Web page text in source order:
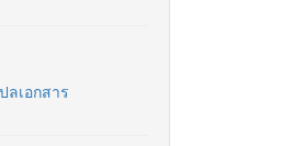
ลเอกสาร